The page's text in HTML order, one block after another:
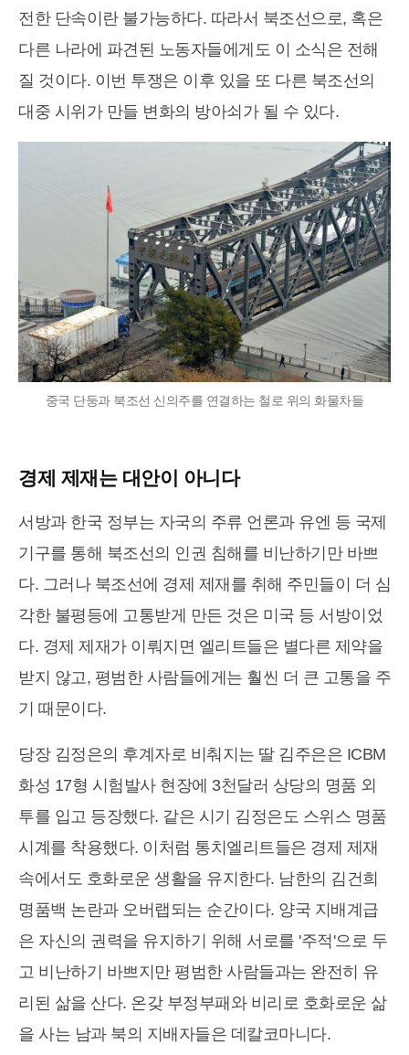
전한 단속이란 불가능하다. 따라서 북조선으로, 혹은
다른 나라에 파견된 노동자들에게도 이 소식은 전해
질 것이다. 이번 투쟁은 이후 있을 또 다른 북조선의
대중 시위가 만들 변화의 방아쇠가 될 수 있다.
중국 단둥과 북조선 신의주를 연결하는 철로 위의 화물차들
경제 제재는 대안이 아니다
서방과 한국 정부는 자국의 주류 언론과 유엔 등 국제
기구를 통해 북조선의 인권 침해를 비난하기만 바쁘
다. 그러나 북조선에 경제 제재를 취해 주민들이 더 심
각한 불평등에 고통받게 만든 것은 미국 등 서방이었
다. 경제 제재가 이뤄지면 엘리트들은 별다른 제약을
받지 않고, 평범한 사람들에게는 훨씬 더 큰 고통을 주
기 때문이다.
당장 김정은의 후계자로 비춰지는 딸 김주은은 ICBM
화성 17형 시험발사 현장에 3천달러 상당의 명품 외
투를 입고 등장했다. 같은 시기 김정은도 스위스 명품
시계를 착용했다. 이처럼 통치엘리트들은 경제 제재
속에서도 호화로운 생활을 유지한다. 남한의 김건희
명품백 논란과 오버랩되는 순간이다. 양국 지배계급
은 자신의 권력을 유지하기 위해 서로를 '주적'으로 두
고 비난하기 바쁘지만 평범한 사람들과는 완전히 유
리된 삶을 산다. 온갖 부정부패와 비리로 호화로운 삶
을 사는 남과 북의 지배자들은 데칼코마니다.